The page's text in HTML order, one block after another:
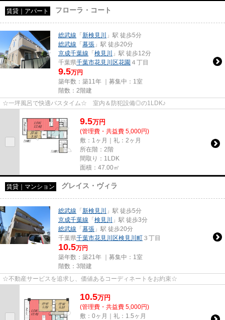
賃貸｜アパート フローラ・コート
総武線 「新検見川
」駅 徒歩5分
総武線 「幕張 」駅 徒歩20分
京成千葉線 「検見川
」駅 徒歩12分
千葉県千葉市花見川区花園 ４丁目
9.5万円
築年数：築11年 ｜募集中： 1室
階数：2階建
☆一坪風呂で快適バスタイム☆ 室内＆防犯設備◎の1LDK♪
9.5万円
(管理費・共益費 5,000円)
敷：1ヶ月｜礼：2ヶ月
所在階：2階
間取り：1LDK
面積：47.00㎡
賃貸｜マンション グレイス・ヴィラ
総武線 「新検見川
」駅 徒歩5分
京成千葉線 「検見川
」駅 徒歩3分
総武線 「幕張 」駅 徒歩20分
千葉県千葉市花見川区検見川町 ３丁目
10.5万円
築年数：築21年 ｜募集中： 1室
階数：3階建
☆不動産サービスを追求し、価値あるコーディネートをお約束☆
10.5万円
(管理費・共益費 5,000円)
敷：0ヶ月｜礼：1.5ヶ月